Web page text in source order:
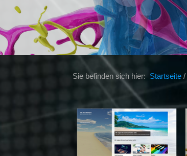
Sie befinden sich hier: Startseite /